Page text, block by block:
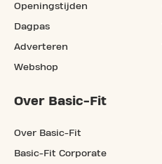
Openingstijden
Dagpas
Adverteren
Webshop
Over Basic-Fit
Over Basic-Fit
Basic-Fit Corporate